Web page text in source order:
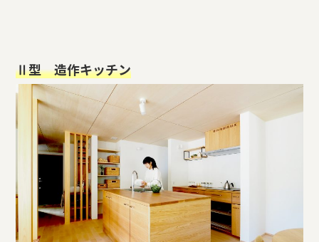
Ⅱ型 造作キッチン